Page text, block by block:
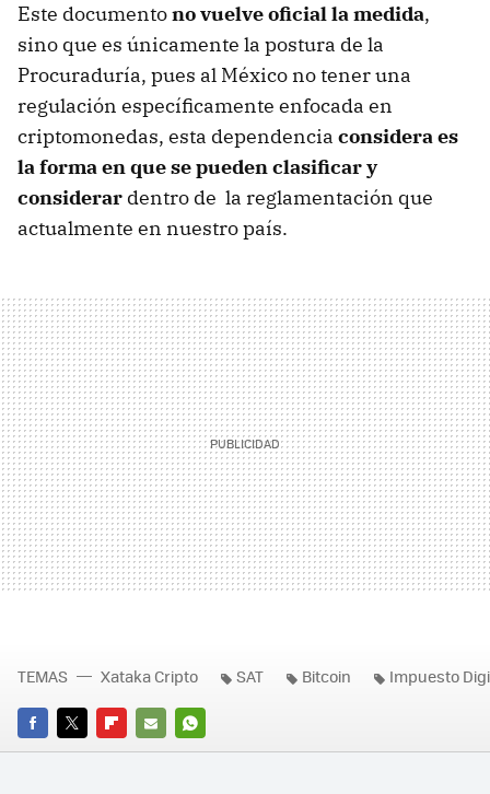
Este documentono vuelve oficial la medida,
sino que es únicamente la postura de la
Procuraduría, pues al México no tener una
regulación específicamente enfocada en
criptomonedas, esta dependencia considera es
la forma en que se pueden clasificar y
considerar dentro de la reglamentación que
actualmente en nuestro país.
FACEBOOK
TWITTERFLIPBOARD
E-
WHATSAPP
TEMAS Xataka Cripto SAT Bitcoin Impuesto